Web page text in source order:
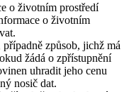
o životním prostředí
o životním
způsob, jichž má
žádá o zpřístupnění
uhradit jeho cenu
nosič dat.